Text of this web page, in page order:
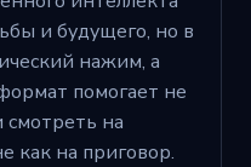
и будущего, но в
нажим, а
помогает не
смотреть на
как на приговор.